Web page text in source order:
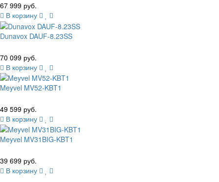
67 999 руб.
В корзину
Dunavox DAUF-8.23SS
70 099 руб.
В корзину
Meyvel MV52-KBT1
49 599 руб.
В корзину
Meyvel MV31BIG-KBT1
39 699 руб.
В корзину